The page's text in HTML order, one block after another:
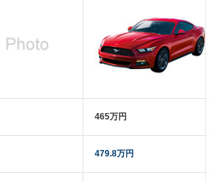
465万円
479.8万円